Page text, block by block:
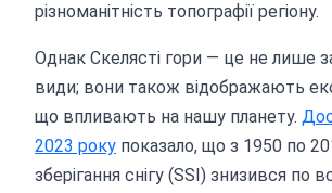
різноманітність топографії регіону.
Однак Скелясті гори — це не лише
види; вони також відображають
що впливають на нашу планету.
2023 року показало, що з 1950 по
зберігання снігу (SSI) знизився по